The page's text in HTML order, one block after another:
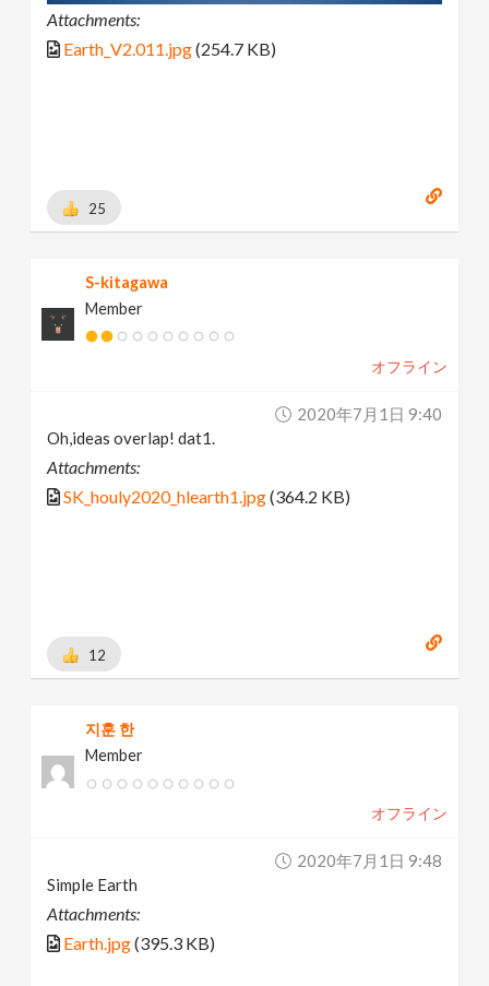
Attachments:
Earth_V2.011.jpg(254.7 KB)
25
S-kitagawa
Member
オフライン
2020年7月1日 9:40
Oh,ideas overlap! dat1.
Attachments:
SK_houly2020_hlearth1.jpg(364.2 KB)
12
지훈 한
Member
オフライン
2020年7月1日 9:48
Simple Earth
Attachments:
Earth.jpg(395.3 KB)